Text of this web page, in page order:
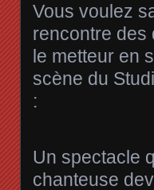
Vous voulez
rencontre des
le metteur en
scène du
:
Un spectacle
chanteuse